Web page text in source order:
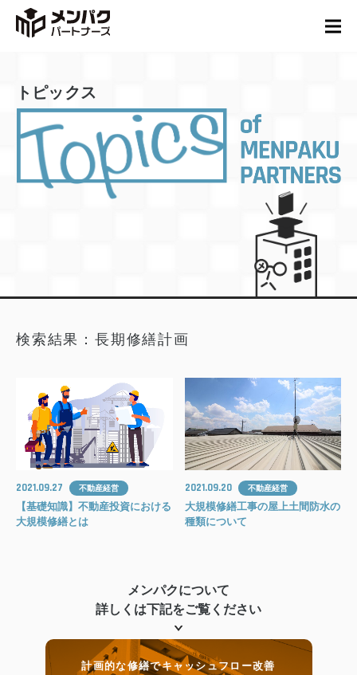
トピックス
検索結果：長期修繕計画
2021.09.27 不動産経営
【基礎知識】不動産投資における
大規模修繕とは
2021.09.20 不動産経営
大規模修繕工事の屋上土間防水の
種類について
メンパクについて
詳しくは下記をご覧ください
計画的な修繕でキャッシュフロー改善